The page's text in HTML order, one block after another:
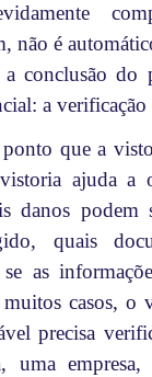
não é
conclusão do
a
ponto que a
ajuda a
danos podem
quais
se as
casos, o
precisa
uma